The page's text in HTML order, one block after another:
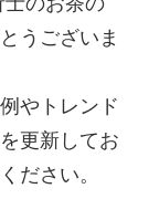
うございま
やトレンド
更新してお
ださい。